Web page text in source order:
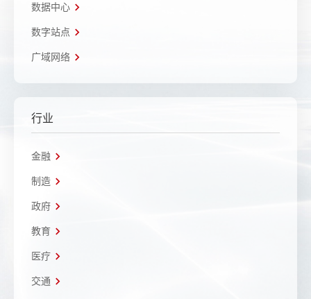
数据中心
数字站点
广域网络
行业
金融
制造
政府
教育
医疗
交通